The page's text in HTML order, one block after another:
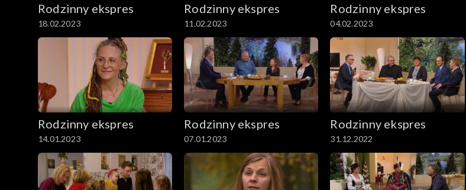
Rodzinny ekspres
18.02.2023
Rodzinny ekspres
11.02.2023
Rodzinny ekspres
04.02.2023
Rodzinny ekspres
14.01.2023
Rodzinny ekspres
07.01.2023
Rodzinny ekspres
31.12.2022